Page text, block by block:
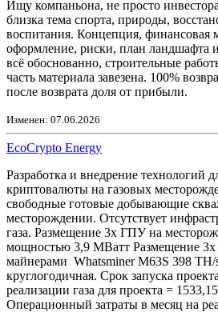
Ищу компаньона, не просто
близка тема спорта, природы,
воспитания. Концепция, финансовая
оформление, риски, план ландшафта
всё обоснованно, строительные
часть материала завезена. 100%
после возврата доля от прибыли.
Изменен: 07.06.2026
EcoCrypto Energy
Разработка и внедрение технологий
криптовалюты на газовых
свободные готовые добывающие
месторождении. Отсутствует
газа. Размещение 3х ГПУ на
мощностью 3,9 МВатт Размещение 3х
майнерами Whatsminer M63S 398
круглогодичная. Срок запуска
реализации газа для проекта =
Операционный затраты в месяц на